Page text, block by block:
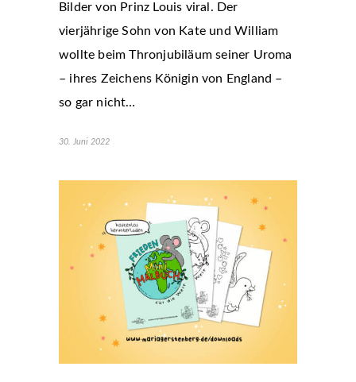
Bilder von Prinz Louis viral. Der
vierjährige Sohn von Kate und William
wollte beim Thronjubiläum seiner Uroma
– ihres Zeichens Königin von England –
so gar nicht…
30. Juni 2022